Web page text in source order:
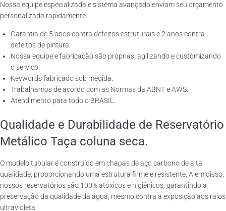
Nossa equipe especializada e sistema avançado enviam seu orçamento
personalizado rapidamente.
Garantia de 5 anos contra defeitos estruturais e 2 anos contra
defeitos de pintura.
Nossa equipe e fabricação são próprias, agilizando e customizando
o serviço.
Keywords fabricado sob medida.
Trabalhamos de acordo com as Normas da ABNT e AWS.
Atendimento para todo o BRASIL.
Qualidade e Durabilidade de Reservatório
Metálico Taça coluna seca.
O modelo tubular é construído em chapas de aço carbono de alta
qualidade, proporcionando uma estrutura firme e resistente. Além disso,
nossos reservatórios são 100% atóxicos e higiênicos, garantindo a
preservação da qualidade da água, mesmo contra a exposição aos raios
ultravioleta.